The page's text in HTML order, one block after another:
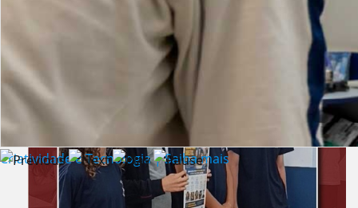
Criatividade e Tecnologia | Saiba mais